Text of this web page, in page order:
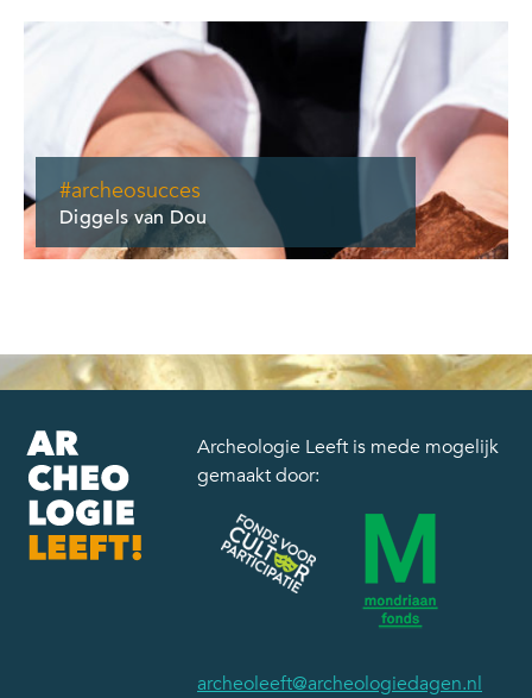
#archeosucces
Diggels van Dou
Archeologie Leeft is mede mogelijk
gemaakt door:
archeoleeft@archeologiedagen.nl